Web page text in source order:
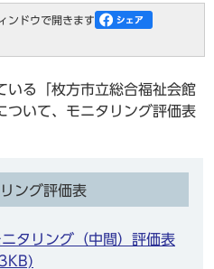
ンドウで開きます
いる「枚方市立総合福祉会館
ついて、モニタリング評価表
ング評価表
タリング（中間）評価表